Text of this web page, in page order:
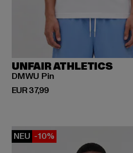
UNFAIR ATHLETICS
DMWU Pin
EUR 37,99
Derzeitiger Preis: EUR 37,99
NEU -10%